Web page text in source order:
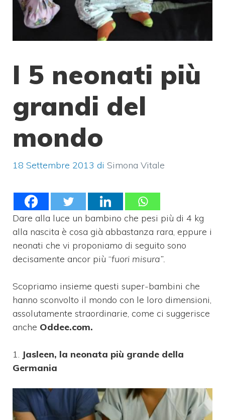
I 5 neonati più
grandi del
mondo
18 Settembre 2013 di Simona Vitale
Dare alla luce un bambino che pesi più di 4 kg
alla nascita è cosa già abbastanza rara, eppure i
neonati che vi proponiamo di seguito sono
decisamente ancor più “fuori misura”.
Scopriamo insieme questi super-bambini che
hanno sconvolto il mondo con le loro dimensioni,
assolutamente straordinarie, come ci suggerisce
anche Oddee.com.
1.
Jasleen, la neonata più grande della
Germania